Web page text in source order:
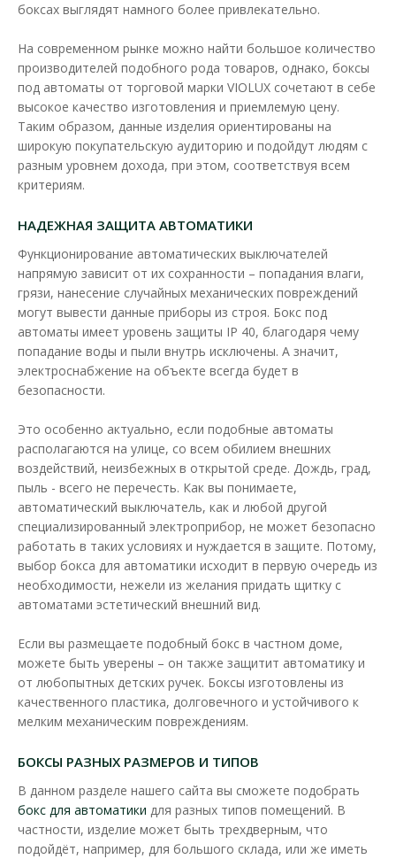
Бокс пластиковый VIOLUX на 24 модули
внутренний
Доступность: В наличии
Щиток для автоматов внутренний VIOLUX предназначен для
установки автоматических выключателей, выполн..
771.07 грн
В КОРЗИНУ
В сравнения
В закладки
Бокс пластиковый VIOLUX на 36 модулей внешний
Доступность: В наличии
Ящик для автоматов VIOLUX предназначен для установки
автоматических выключателей, выполнен из качест..
боксах выглядят намного более привлекательно.
На современном рынке можно найти большое количество
производителей подобного рода товаров, однако, боксы
под автоматы от торговой марки VIOLUX сочетают в себе
высокое качество изготовления и приемлемую цену.
Таким образом, данные изделия ориентированы на
широкую покупательскую аудиторию и подойдут людям с
разным уровнем дохода, при этом, соответствуя всем
критериям.
НАДЕЖНАЯ ЗАЩИТА АВТОМАТИКИ
Функционирование автоматических выключателей
напрямую зависит от их сохранности – попадания влаги,
грязи, нанесение случайных механических повреждений
могут вывести данные приборы из строя. Бокс под
автоматы имеет уровень защиты IP 40, благодаря чему
попадание воды и пыли внутрь исключены. А значит,
электроснабжение на объекте всегда будет в
безопасности.
Это особенно актуально, если подобные автоматы
располагаются на улице, со всем обилием внешних
воздействий, неизбежных в открытой среде. Дождь, град,
пыль - всего не перечесть. Как вы понимаете,
автоматический выключатель, как и любой другой
специализированный электроприбор, не может безопасно
работать в таких условиях и нуждается в защите. Потому,
выбор бокса для автоматики исходит в первую очередь из
необходимости, нежели из желания придать щитку с
автоматами эстетический внешний вид.
Если вы размещаете подобный бокс в частном доме,
можете быть уверены – он также защитит автоматику и
от любопытных детских ручек. Боксы изготовлены из
качественного пластика, долговечного и устойчивого к
мелким механическим повреждениям.
БОКСЫ РАЗНЫХ РАЗМЕРОВ И ТИПОВ
В данном разделе нашего сайта вы сможете подобрать
бокс для автоматики для разных типов помещений. В
частности, изделие может быть трехдверным, что
подойдёт, например, для большого склада, или же иметь